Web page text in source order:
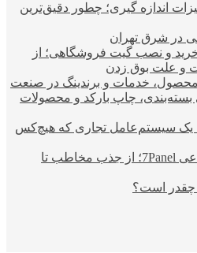
اندازه گیری؛ چطور دقیق‌ترین
در شرق تهران
خرید و نصب گیت فروشگاهی؛ از
و علت بوق زدن
محصول، خدمات و برندینگ در صنعت
بسته‌بندی، چاپ بارکد و محصولات
یک سیستم‌عامل تجاری که هیچ‌کس
خدمات شبکه‌های اجتماعی 7Panel؛ از جذب مخاطب تا
چقدر است؟